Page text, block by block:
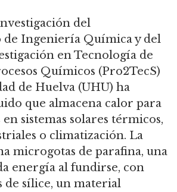
del
de Ingeniería Química y del
en Tecnología de
Químicos (Pro2TecS)
de Huelva (UHU) ha
que almacena calor para
sistemas solares térmicos,
o climatización. La
microgotas de parafina, una
energía al fundirse, con
de sílice, un material